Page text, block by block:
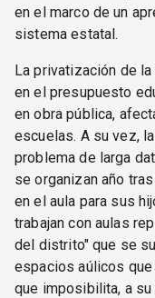
en el marco de un
sistema estatal.
La privatización de
en el presupuesto
en obra pública,
escuelas. A su vez,
problema de larga
se organizan año
en el aula para sus
trabajan con aulas
del distrito" que se
espacios aúlicos
que imposibilita, a